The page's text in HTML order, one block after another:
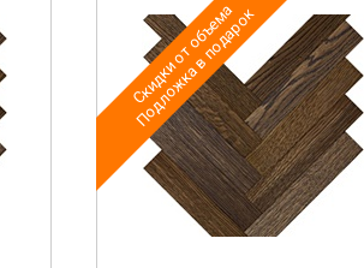
Скидки от объема
Подложка в подарок